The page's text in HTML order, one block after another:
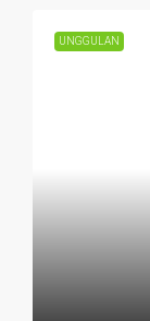
UNGGULAN